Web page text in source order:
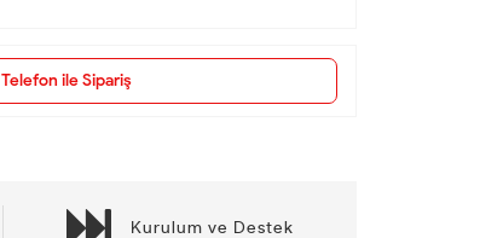
Telefon ile Sipariş
Kurulum ve Destek